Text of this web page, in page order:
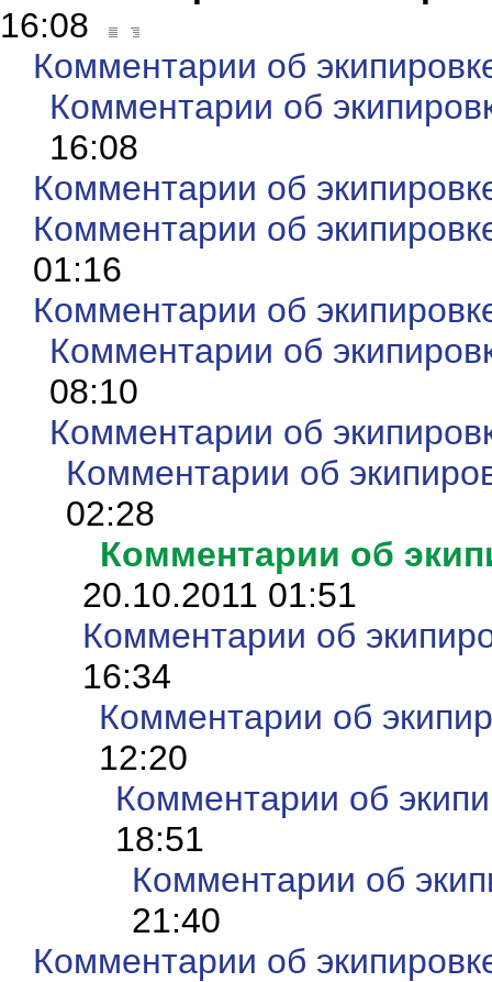
16:08
Комментарии об
Комментарии об
16:08
Комментарии об
Комментарии об
01:16
Комментарии об
Комментарии об
08:10
Комментарии об
Комментарии об
02:28
Комментарии об
20.10.2011 01:51
Комментарии об
16:34
Комментарии об
12:20
Комментарии об
18:51
Комментарии об
21:40
Комментарии об